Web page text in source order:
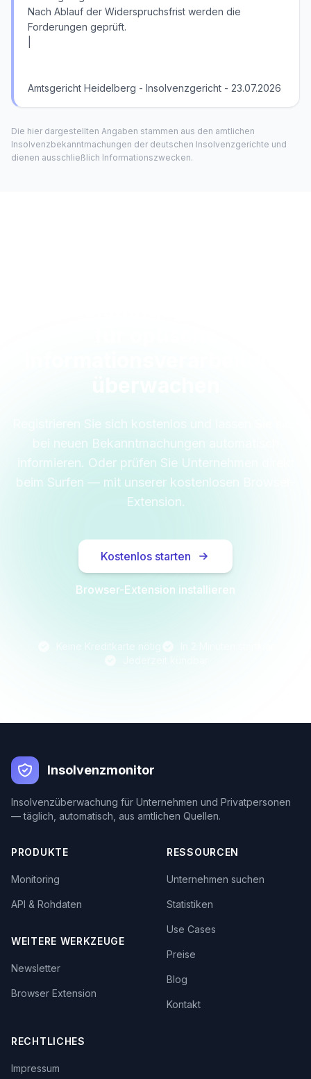
Nach Ablauf der Widerspruchsfrist werden die
Forderungen geprüft.
Amtsgericht Heidelberg - Insolvenzgericht - 23.07.2026
Die hier dargestellten Angaben stammen aus den amtlichen
Insolvenzbekanntmachungen der deutschen Insolvenzgerichte und
dienen ausschließlich Informationszwecken.
Registrieren Sie sich kostenlos und lassen Sie sich
bei neuen Bekanntmachungen automatisch
informieren. Oder prüfen Sie Unternehmen direkt
beim Surfen — mit unserer kostenlosen Browser-
Extension.
Kostenlos starten
Browser-Extension installieren
Insolvenzmonitor
Insolvenzüberwachung für Unternehmen und Privatpersonen
— täglich, automatisch, aus amtlichen Quellen.
PRODUKTE
Monitoring
API & Rohdaten
WEITERE WERKZEUGE
Newsletter
Browser Extension
RESSOURCEN
Unternehmen suchen
Statistiken
Use Cases
Preise
Blog
Kontakt
RECHTLICHES
Impressum